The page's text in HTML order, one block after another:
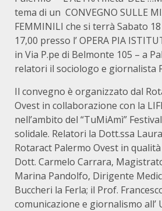
tema di un CONVEGNO SULLE
FEMMINILI che si terrà Sabato
17,00 presso l’ OPERA PIA
in Via P.pe di Belmonte 105 – a
relatori il sociologo e giornalista
Il convegno è organizzato dal
Ovest in collaborazione con la
nell’ambito del “TuMiAmì”
solidale. Relatori la Dott.ssa
Rotaract Palermo Ovest in
Dott. Carmelo Carrara,
Marina Pandolfo, Dirigente
Buccheri la Ferla; il Prof.
comunicazione e giornalismo all’